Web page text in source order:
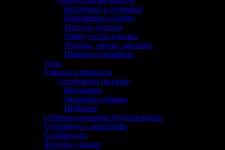
Батончики и печеньки
Мороженое и сорбет
Торты и десерты
Урбеч, пасты и халва
Хлебцы, чипсы, завтраки
Шоколад и конфеты
Соль
Специи и пряности
Спортивное питание
Батончики
Пищевые добавки
Шейкеры
Стевия и полезные подсластители
Суперфуды - Superfoods
Сухофрукты
Фрукты - овощи